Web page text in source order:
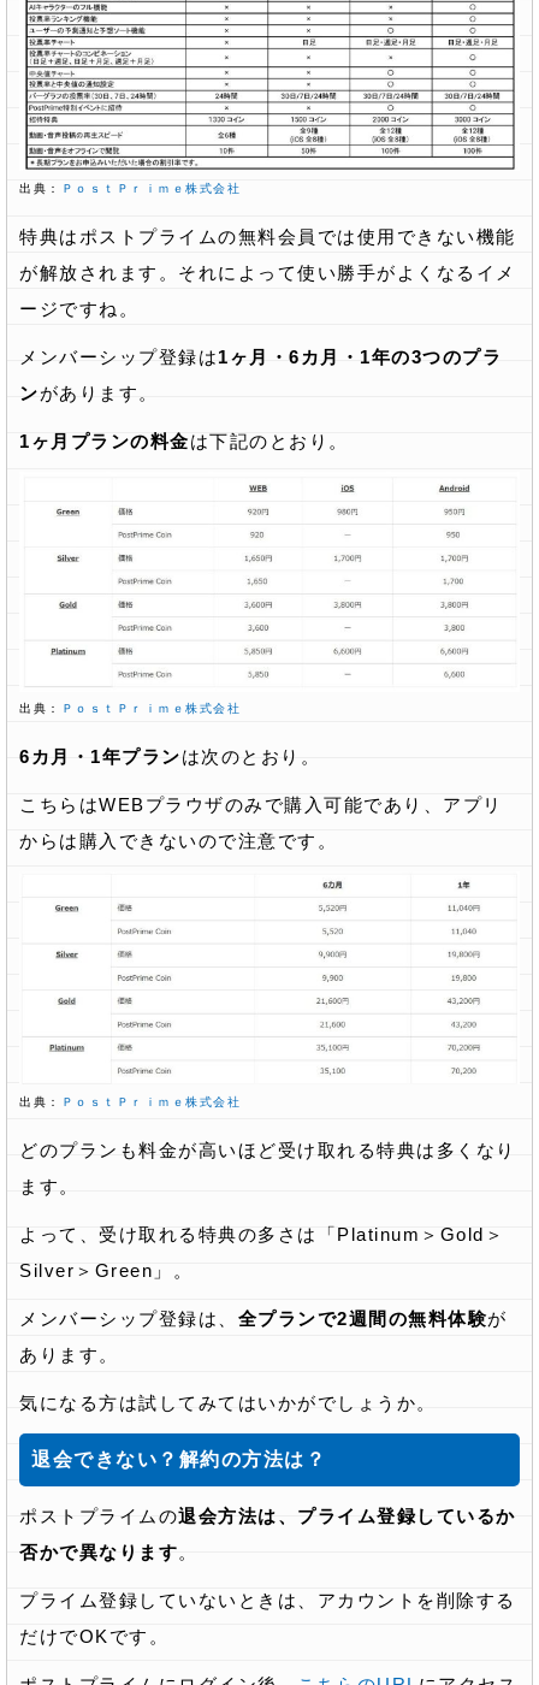
出典： ＰｏｓｔＰｒｉｍｅ株式会社
特典はポストプライムの無料会員では使用できない機能
が解放されます。それによって使い勝手がよくなるイメ
ージですね。
メンバーシップ登録は1ヶ月・6カ月・1年の3つのプラ
ンがあります。
1ヶ月プランの料金は下記のとおり。
出典： ＰｏｓｔＰｒｉｍｅ株式会社
6カ月・1年プランは次のとおり。
こちらはWEBプラウザのみで購入可能であり、アプリ
からは購入できないので注意です。
出典： ＰｏｓｔＰｒｉｍｅ株式会社
どのプランも料金が高いほど受け取れる特典は多くなり
ます。
よって、受け取れる特典の多さは「Platinum＞Gold＞
Silver＞Green」。
メンバーシップ登録は、 全プランで2週間の無料体験が
あります。
気になる方は試してみてはいかがでしょうか。
退会できない？解約の方法は？
ポストプライムの退会方法は、プライム登録しているか
否かで異なります。
プライム登録していないときは、アカウントを削除する
だけでOKです。